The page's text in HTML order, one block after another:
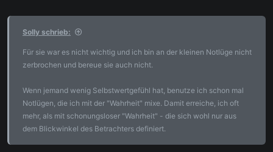
Solly schrieb:
Für sie war es nicht wichtig und ich bin an der kleinen Notlüge nicht
zerbrochen und bereue sie auch nicht.
Wenn jemand wenig Selbstwertgefühl hat, benutze ich schon mal
Notlügen, die ich mit der "Wahrheit" mixe. Damit erreiche, ich oft
mehr, als mit schonungsloser "Wahrheit" - die sich wohl nur aus
dem Blickwinkel des Betrachters definiert.